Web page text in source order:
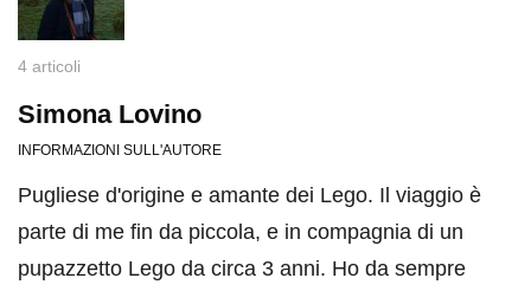
4 articoli
Simona Lovino
INFORMAZIONI SULL'AUTORE
Pugliese d'origine e amante dei Lego. Il viaggio è
parte di me fin da piccola, e in compagnia di un
pupazzetto Lego da circa 3 anni. Ho da sempre